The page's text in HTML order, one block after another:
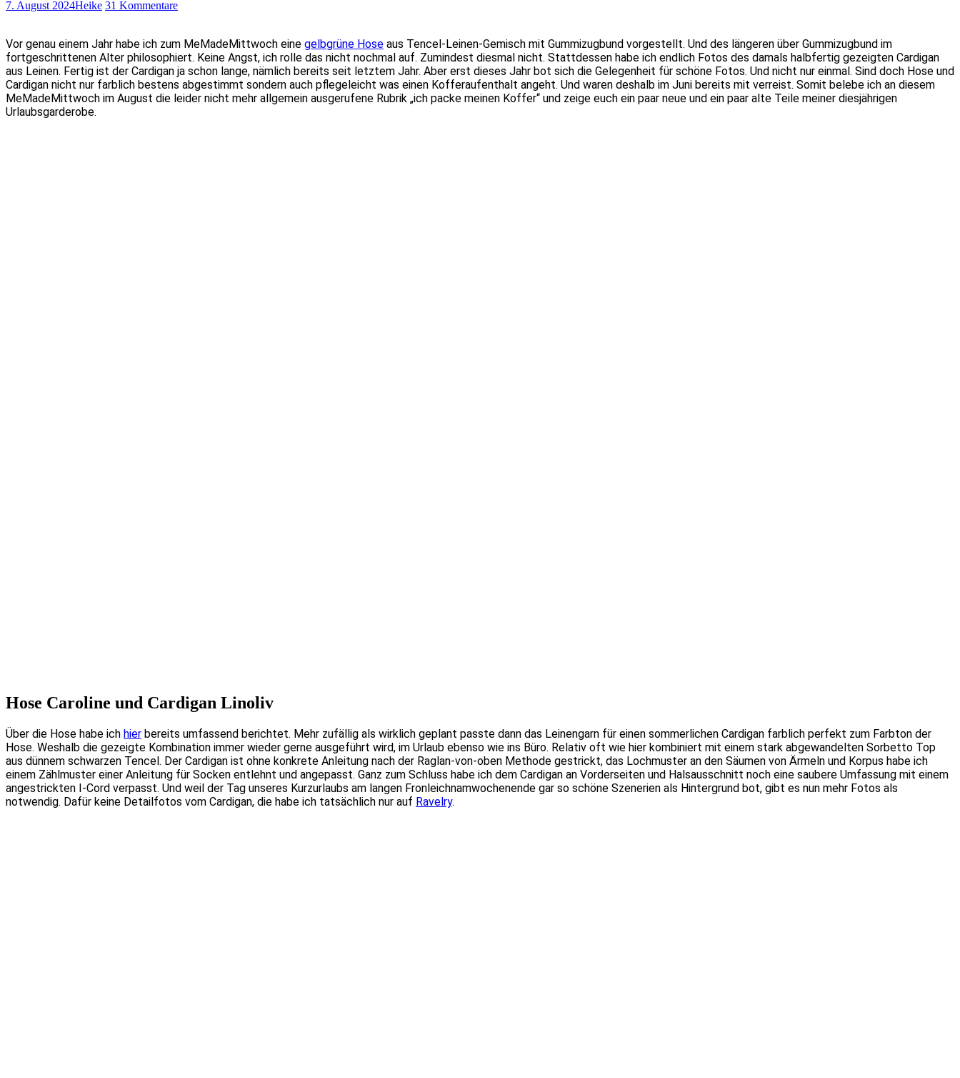
7. August 2024Heike 31 Kommentare
Vor genau einem Jahr habe ich zum MeMadeMittwoch eine gelbgrüne Hose aus Tencel-Leinen-Gemisch mit Gummizugbund vorgestellt. Und des längeren über Gummizugbund im
fortgeschrittenen Alter philosophiert. Keine Angst, ich rolle das nicht nochmal auf. Zumindest diesmal nicht. Stattdessen habe ich endlich Fotos des damals halbfertig gezeigten Cardigan
aus Leinen. Fertig ist der Cardigan ja schon lange, nämlich bereits seit letztem Jahr. Aber erst dieses Jahr bot sich die Gelegenheit für schöne Fotos. Und nicht nur einmal. Sind doch Hose und
Cardigan nicht nur farblich bestens abgestimmt sondern auch pflegeleicht was einen Kofferaufenthalt angeht. Und waren deshalb im Juni bereits mit verreist. Somit belebe ich an diesem
MeMadeMittwoch im August die leider nicht mehr allgemein ausgerufene Rubrik „ich packe meinen Koffer“ und zeige euch ein paar neue und ein paar alte Teile meiner diesjährigen
Urlaubsgarderobe.
Hose Caroline und Cardigan Linoliv
Über die Hose habe ich hier bereits umfassend berichtet. Mehr zufällig als wirklich geplant passte dann das Leinengarn für einen sommerlichen Cardigan farblich perfekt zum Farbton der
Hose. Weshalb die gezeigte Kombination immer wieder gerne ausgeführt wird, im Urlaub ebenso wie ins Büro. Relativ oft wie hier kombiniert mit einem stark abgewandelten Sorbetto Top
aus dünnem schwarzen Tencel. Der Cardigan ist ohne konkrete Anleitung nach der Raglan-von-oben Methode gestrickt, das Lochmuster an den Säumen von Ärmeln und Korpus habe ich
einem Zählmuster einer Anleitung für Socken entlehnt und angepasst. Ganz zum Schluss habe ich dem Cardigan an Vorderseiten und Halsausschnitt noch eine saubere Umfassung mit einem
angestrickten I-Cord verpasst. Und weil der Tag unseres Kurzurlaubs am langen Fronleichnamwochenende gar so schöne Szenerien als Hintergrund bot, gibt es nun mehr Fotos als
notwendig. Dafür keine Detailfotos vom Cardigan, die habe ich tatsächlich nur auf Ravelry.